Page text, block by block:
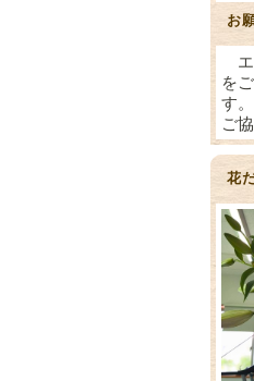
お
エ
を
す。
ご
花